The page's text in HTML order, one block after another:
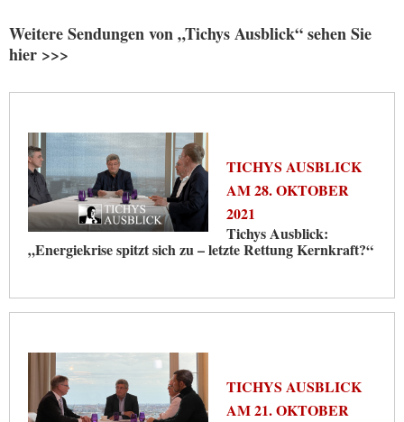
Weitere Sendungen von „Tichys Ausblick“ sehen Sie
hier >>>
TICHYS AUSBLICK
AM 28. OKTOBER
2021
Tichys Ausblick:
„Energiekrise spitzt sich zu – letzte Rettung Kernkraft?“
TICHYS AUSBLICK
AM 21. OKTOBER